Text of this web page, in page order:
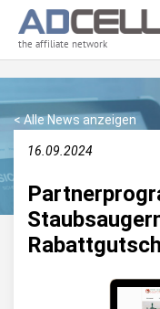
the affiliate network
< Alle News anzeigen
16.09.2024